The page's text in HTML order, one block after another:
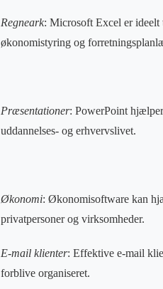
Regneark: Microsoft Excel er
økonomistyring og
Præsentationer: PowerPoint
uddannelses- og erhvervslivet.
Økonomi: Økonomisoftware kan
privatpersoner og virksomheder.
E-mail klienter: Effektive e-mail
forblive organiseret.